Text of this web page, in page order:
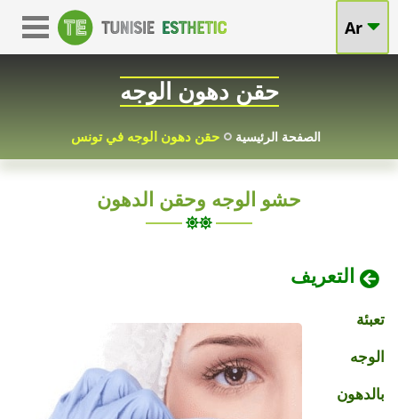
حقن
الدهون
للوجه
في
تشكيل
دهون
الوجه
عن
حقن
الدهون
الوجه
في
Ar
حقن دهون الوجه
الصفحة الرئيسية حقن دهون الوجه في تونس
حشو الوجه وحقن الدهون
التعريف
تعبئة
الوجه
بالدهون